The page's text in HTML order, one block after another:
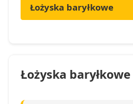
Łożyska baryłkowe
Łożyska baryłkowe